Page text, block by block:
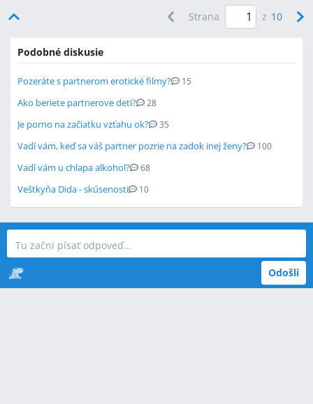
Strana z 10
Podobné diskusie
Pozeráte s partnerom erotické filmy? 15
Ako beriete partnerove deti? 28
Je porno na začiatku vzťahu ok? 35
Vadí vám, keď sa váš partner pozrie na zadok inej ženy? 100
Vadí vám u chlapa alkohol? 68
Veštkyňa Dida - skúsenosti 10
Odošli